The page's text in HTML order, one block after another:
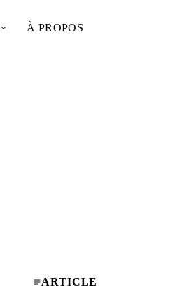
À PROPOS
ARTICLE